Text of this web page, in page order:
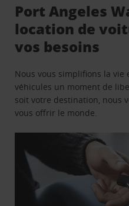
Port Angeles
location de
vos besoins
Nous vous simplifions la
véhicules un moment de
soit votre destination, nous
vous offrir le monde.